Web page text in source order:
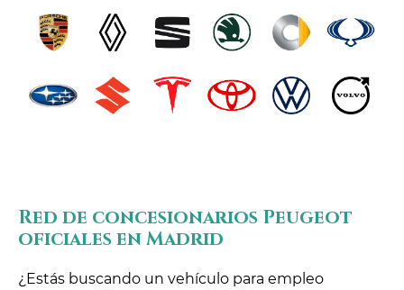
Red de concesionarios Peugeot
oficiales en Madrid
¿Estás buscando un vehículo para empleo